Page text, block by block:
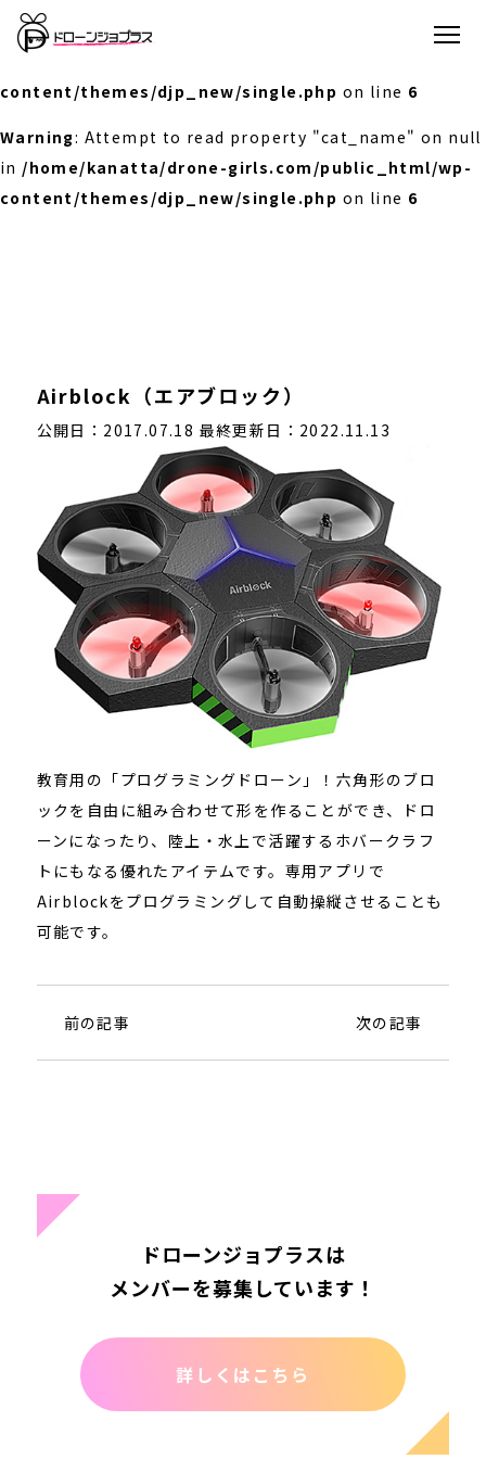
Warning: Undefined array key 0 in
content/themes/djp_new/single.php on line 6
Warning: Attempt to read property "cat_name" on null
in /home/kanatta/drone-girls.com/public_html/wp-
content/themes/djp_new/single.php on line 6
Airblock（エアブロック）
公開日：2017.07.18 最終更新日：2022.11.13
教育用の「プログラミングドローン」！六角形のブロ
ックを自由に組み合わせて形を作ることができ、ドロ
ーンになったり、陸上・水上で活躍するホバークラフ
トにもなる優れたアイテムです。専用アプリで
Airblockをプログラミングして自動操縦させることも
可能です。
前の記事 次の記事
ドローンジョプラスは
メンバーを募集しています！
詳しくはこちら